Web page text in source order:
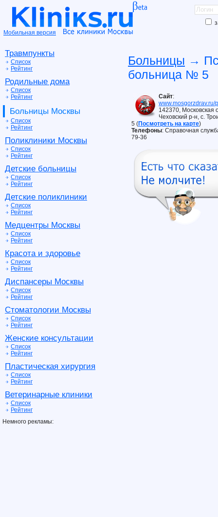
Больницы →
больница № 5
Сайт:
www.mosgorzdrav.ru/
142370, Московская
Чеховский р-н, c.
5 (Посмотреть на карте)
Телефоны: Справочная
79-36
Травмпункты
Список
Рейтинг
Родильные дома
Список
Рейтинг
Больницы Москвы
Список
Рейтинг
Поликлиники Москвы
Список
Рейтинг
Детские больницы
Список
Рейтинг
Детские поликлиники
Список
Рейтинг
Медцентры Москвы
Список
Рейтинг
Красота и здоровье
Список
Рейтинг
Диспансеры Москвы
Список
Рейтинг
Стоматологии Москвы
Список
Рейтинг
Женские консультации
Список
Рейтинг
Пластическая хирургия
Список
Рейтинг
Ветеринарные клиники
Список
Рейтинг
Немного рекламы:
Мобильная версия